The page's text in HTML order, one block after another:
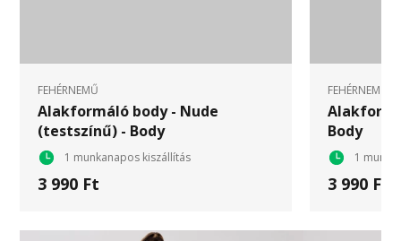
FEHÉRNEMŰ
Alakformáló body - Nude
(testszínű) - Body
1 munkanapos kiszállítás
3 990 Ft
FEHÉRNEMŰ
Body
1
3 990 Ft